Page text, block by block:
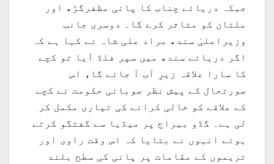
جبکہ دریائے چناب کا پانی مظفرگڑھ اور
ملتان کو متاثر کرے گا۔ دوسری جانب
وزیراعلیٰ سندھ مراد علی شاہ نے کہا ہے کہ
اگر دریائے سندھ میں سپر فلڈ آیا تو کچے
کا سارا علاقہ زیرِ آب آ جائے گا، اس
صورتحال کے پیش نظر صوبائی حکومت نے کچے
کے علاقے کو خالی کرانے کی تیاری مکمل کر
لی ہے۔ گڈو بیراج پر میڈیا سے گفتگو کرتے
ہوئے انہوں نے بتایا کہ اس وقت راوی اور
تریموں کے مقامات پر پانی کی سطح بلند